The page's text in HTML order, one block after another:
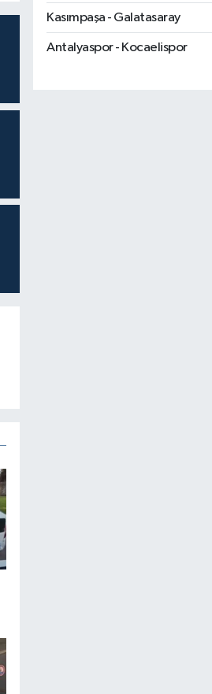
Kasımpaşa - Galatasaray
Antalyaspor - Kocaelispor